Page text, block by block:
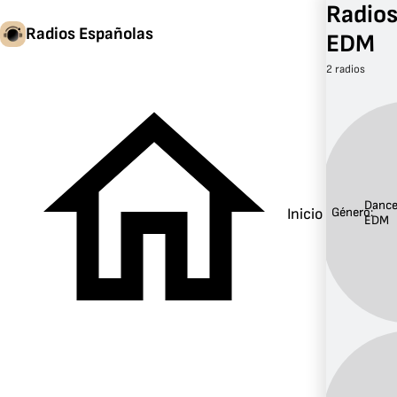
Radios Españolas
Inicio
EDM
2 radios
Género:EDM